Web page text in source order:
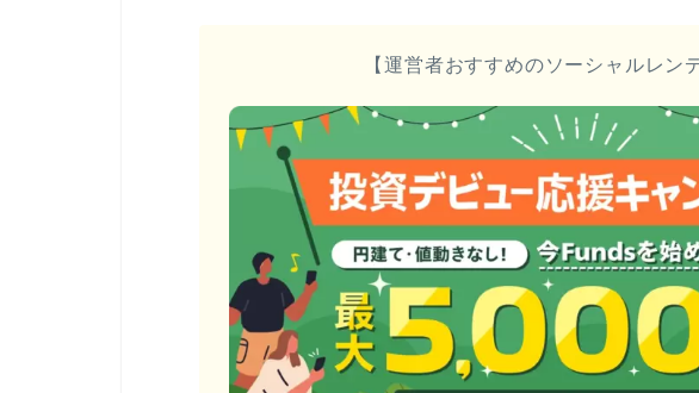
【運営者おすすめのソーシャルレン